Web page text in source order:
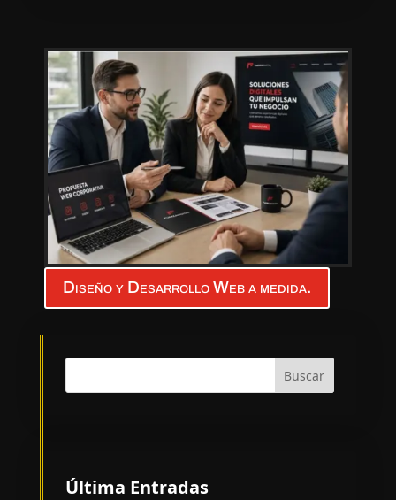
Diseño y Desarrollo Web a medida.
Buscar
Última Entradas